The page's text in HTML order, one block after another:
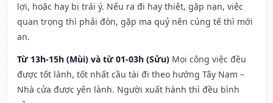
lợi, hoặc hay bị trái ý. Nếu ra đi hay thiệt, gặp nạn, việc
quan trọng thì phải đòn, gặp ma quỷ nên cúng tế thì mới
an.
Từ 13h-15h (Mùi) và từ 01-03h (Sửu) Mọi công việc đều
được tốt lành, tốt nhất cầu tài đi theo hướng Tây Nam –
Nhà cửa được yên lành. Người xuất hành thì đều bình